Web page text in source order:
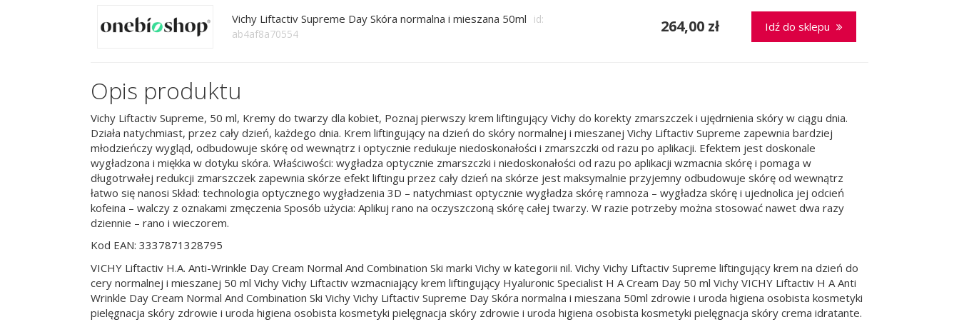
Vichy Liftactiv Supreme Day Skóra normalna i mieszana 50ml
id:
ab4af8a70554
264,00 zł Idź do sklepu
Opis produktu
Vichy Liftactiv Supreme, 50 ml, Kremy do twarzy dla kobiet, Poznaj pierwszy krem liftingujący Vichy do korekty zmarszczek i ujędrnienia skóry w ciągu dnia.
Działa natychmiast, przez cały dzień, każdego dnia. Krem liftingujący na dzień do skóry normalnej i mieszanej Vichy Liftactiv Supreme zapewnia bardziej
młodzieńczy wygląd, odbudowuje skórę od wewnątrz i optycznie redukuje niedoskonałości i zmarszczki od razu po aplikacji. Efektem jest doskonale
wygładzona i miękka w dotyku skóra. Właściwości: wygładza optycznie zmarszczki i niedoskonałości od razu po aplikacji wzmacnia skórę i pomaga w
długotrwałej redukcji zmarszczek zapewnia skórze efekt liftingu przez cały dzień na skórze jest maksymalnie przyjemny odbudowuje skórę od wewnątrz
łatwo się nanosi Skład: technologia optycznego wygładzenia 3D – natychmiast optycznie wygładza skórę ramnoza – wygładza skórę i ujednolica jej odcień
kofeina – walczy z oznakami zmęczenia Sposób użycia: Aplikuj rano na oczyszczoną skórę całej twarzy. W razie potrzeby można stosować nawet dwa razy
dziennie – rano i wieczorem.
Kod EAN: 3337871328795
VICHY Liftactiv H.A. Anti-Wrinkle Day Cream Normal And Combination Ski marki Vichy w kategorii nil. Vichy Vichy Liftactiv Supreme liftingujący krem na dzień do
cery normalnej i mieszanej 50 ml Vichy Vichy Liftactiv wzmacniający krem liftingujący Hyaluronic Specialist H A Cream Day 50 ml Vichy VICHY Liftactiv H A Anti
Wrinkle Day Cream Normal And Combination Ski Vichy Vichy Liftactiv Supreme Day Skóra normalna i mieszana 50ml zdrowie i uroda higiena osobista kosmetyki
pielęgnacja skóry zdrowie i uroda higiena osobista kosmetyki pielęgnacja skóry zdrowie i uroda higiena osobista kosmetyki pielęgnacja skóry crema idratante.